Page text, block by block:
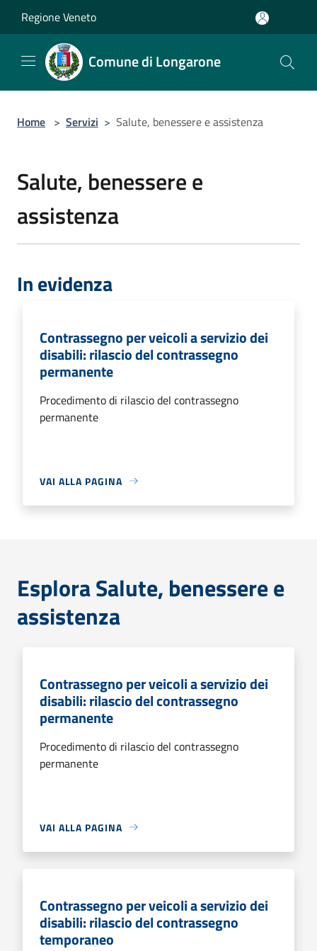
Regione Veneto
Comune di Longarone
Home > Servizi > Salute, benessere e assistenza
Salute, benessere e
assistenza
In evidenza
Contrassegno per veicoli a servizio dei
disabili: rilascio del contrassegno
permanente
Procedimento di rilascio del contrassegno
permanente
VAI ALLA PAGINA
Esplora Salute, benessere e
assistenza
Contrassegno per veicoli a servizio dei
disabili: rilascio del contrassegno
permanente
Procedimento di rilascio del contrassegno
permanente
VAI ALLA PAGINA
Contrassegno per veicoli a servizio dei
disabili: rilascio del contrassegno
temporaneo